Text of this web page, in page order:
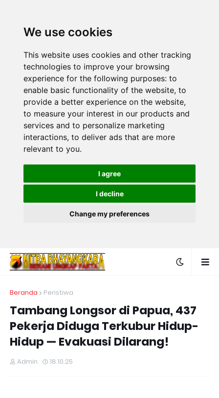
We use cookies
This website uses cookies and other tracking
technologies to improve your browsing
experience for the following purposes: to
enable basic functionality of the website, to
provide a better experience on the website,
to measure your interest in our products and
services and to personalize marketing
interactions, to deliver ads that are more
relevant to you.
I agree
I decline
Change my preferences
Beranda Peristiwa
Tambang Longsor di Papua, 437
Pekerja Diduga Terkubur Hidup-
Hidup — Evakuasi Dilarang!
Admin 18.10.25